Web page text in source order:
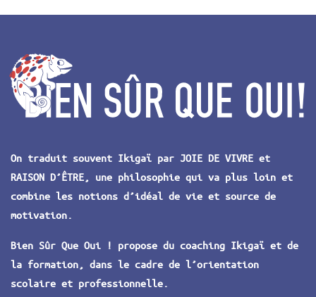
On traduit souvent Ikigaï par JOIE DE VIVRE et
RAISON D’ÊTRE, une philosophie qui va plus loin et
combine les notions d’idéal de vie et source de
motivation.
Bien Sûr Que Oui ! propose du coaching Ikigaï et de
la formation, dans le cadre de l’orientation
scolaire et professionnelle.